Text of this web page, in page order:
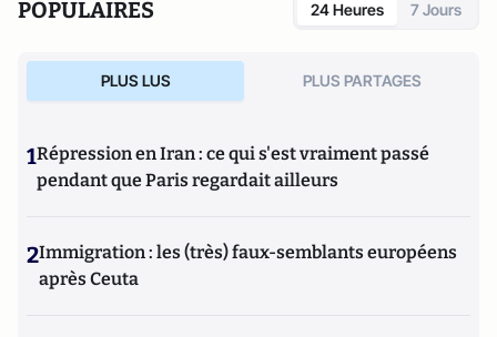
POPULAIRES 24 Heures 7 Jours
PLUS LUS PLUS PARTAGES
1Répression en Iran : ce qui s'est vraiment passé
pendant que Paris regardait ailleurs
2Immigration : les (très) faux-semblants européens
après Ceuta